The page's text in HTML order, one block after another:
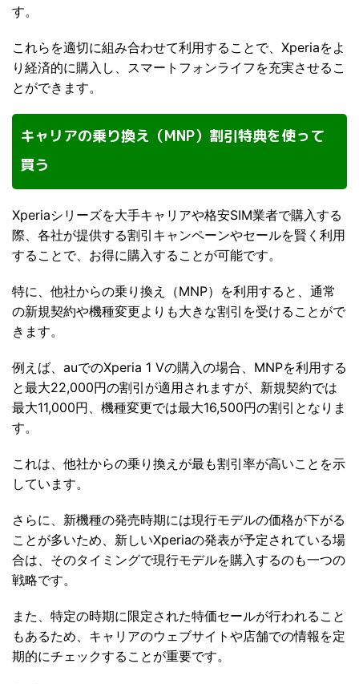
す。
これらを適切に組み合わせて利用することで、Xperiaをよ
り経済的に購入し、スマートフォンライフを充実させるこ
とができます。
キャリアの乗り換え（MNP）割引特典を使って
買う
Xperiaシリーズを大手キャリアや格安SIM業者で購入する
際、各社が提供する割引キャンペーンやセールを賢く利用
することで、お得に購入することが可能です。
特に、他社からの乗り換え（MNP）を利用すると、通常
の新規契約や機種変更よりも大きな割引を受けることがで
きます。
例えば、auでのXperia 1 Vの購入の場合、MNPを利用する
と最大22,000円の割引が適用されますが、新規契約では
最大11,000円、機種変更では最大16,500円の割引となりま
す。
これは、他社からの乗り換えが最も割引率が高いことを示
しています。
さらに、新機種の発売時期には現行モデルの価格が下がる
ことが多いため、新しいXperiaの発表が予定されている場
合は、そのタイミングで現行モデルを購入するのも一つの
戦略です。
また、特定の時期に限定された特価セールが行われること
もあるため、キャリアのウェブサイトや店舗での情報を定
期的にチェックすることが重要です。